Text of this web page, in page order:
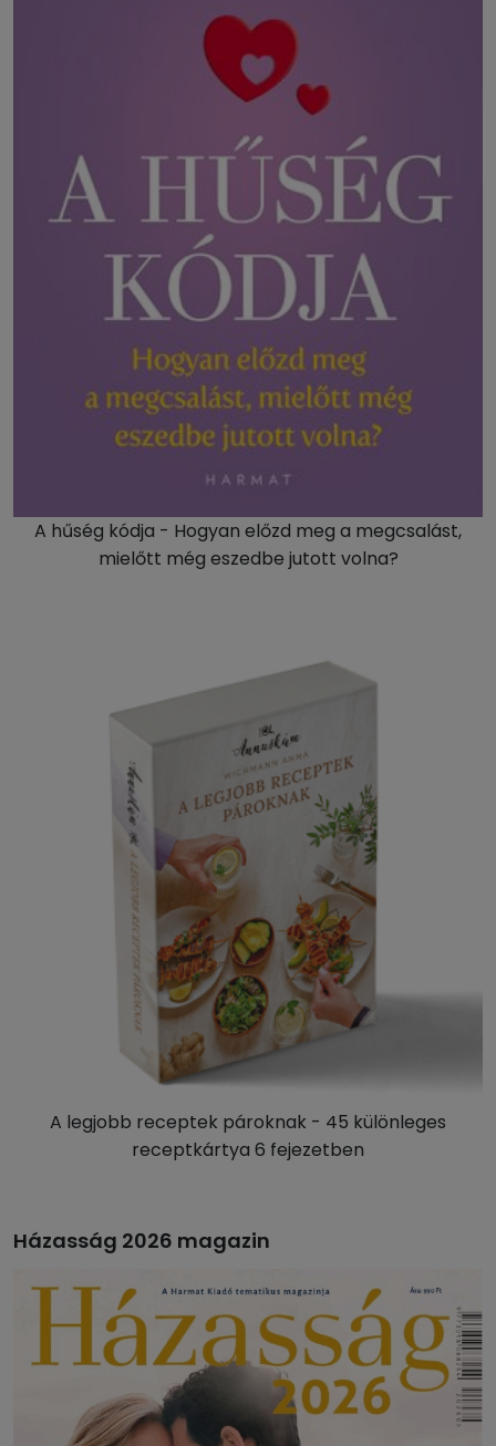
A hűség kódja - Hogyan előzd meg a megcsalást,
mielőtt még eszedbe jutott volna?
A legjobb receptek pároknak - 45 különleges
receptkártya 6 fejezetben
Házasság 2026 magazin